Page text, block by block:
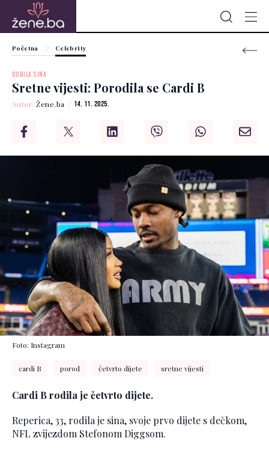
Početna Celebrity
DOBILA SINA
Sretne vijesti: Porodila se Cardi B
Autor:Žene.ba 14. 11. 2025.
Foto: Instagram
cardi B porod četvrto dijete sretne vijesti
Cardi B rodila je četvrto dijete.
Reperica, 33, rodila je sina, svoje prvo dijete s dečkom,
NFL zvijezdom Stefonom Diggsom.